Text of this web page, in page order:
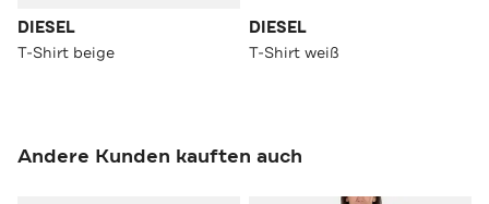
DIESEL
T-Shirt beige
DIESEL
T-Shirt weiß
Andere Kunden kauften auch